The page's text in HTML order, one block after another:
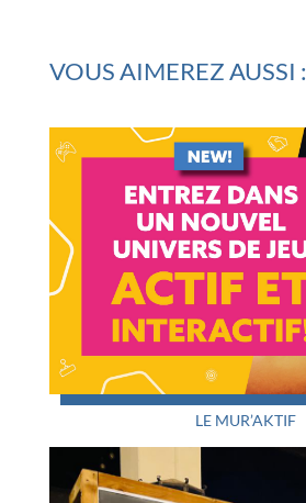
VOUS AIMEREZ AUSSI :
LE MUR’AKTIF